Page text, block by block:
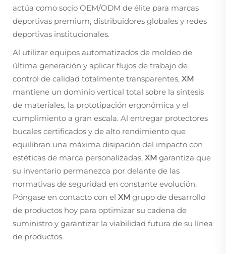
actúa como socio OEM/ODM de élite para marcas
deportivas premium, distribuidores globales y redes
deportivas institucionales.
Al utilizar equipos automatizados de moldeo de
última generación y aplicar flujos de trabajo de
control de calidad totalmente transparentes, XM
mantiene un dominio vertical total sobre la síntesis
de materiales, la prototipación ergonómica y el
cumplimiento a gran escala. Al entregar protectores
bucales certificados y de alto rendimiento que
equilibran una máxima disipación del impacto con
estéticas de marca personalizadas, XM garantiza que
su inventario permanezca por delante de las
normativas de seguridad en constante evolución.
Póngase en contacto con el XM grupo de desarrollo
de productos hoy para optimizar su cadena de
suministro y garantizar la viabilidad futura de su línea
de productos.